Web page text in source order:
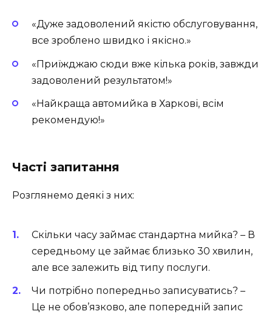
«Дуже задоволений якістю обслуговування,
все зроблено швидко і якісно.»
«Приїжджаю сюди вже кілька років, завжди
задоволений результатом!»
«Найкраща автомийка в Харкові, всім
рекомендую!»
Часті запитання
Розглянемо деякі з них:
Скільки часу займає стандартна мийка? – В
середньому це займає близько 30 хвилин,
але все залежить від типу послуги.
Чи потрібно попередньо записуватись? –
Це не обов’язково, але попередній запис